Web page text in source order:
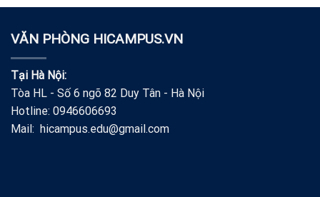
VĂN PHÒNG HICAMPUS.VN
Tại Hà Nội:
Tòa HL - Số 6 ngõ 82 Duy Tân - Hà Nội
Hotline: 0946606693
Mail: hicampus.edu@gmail.com